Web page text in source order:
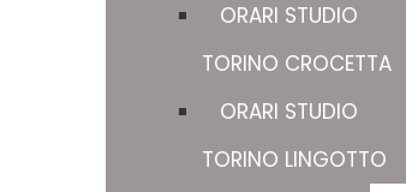
ORARI STUDIO
TORINO CROCETTA
ORARI STUDIO
TORINO LINGOTTO